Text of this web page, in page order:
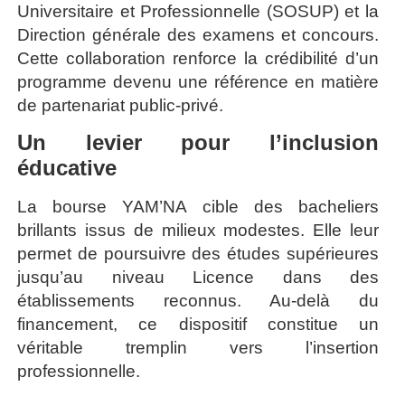
Universitaire et Professionnelle (SOSUP) et la
Direction générale des examens et concours.
Cette collaboration renforce la crédibilité d’un
programme devenu une référence en matière
de partenariat public-privé.
Un levier pour l’inclusion
éducative
La bourse YAM’NA cible des bacheliers
brillants issus de milieux modestes. Elle leur
permet de poursuivre des études supérieures
jusqu’au niveau Licence dans des
établissements reconnus. Au-delà du
financement, ce dispositif constitue un
véritable tremplin vers l’insertion
professionnelle.